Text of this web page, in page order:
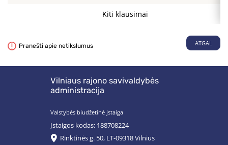
Kiti klausimai
Pranešti apie netikslumus ATGAL
Vilniaus rajono savivaldybės
administracija
Valstybės biudžetinė įstaiga
Įstaigos kodas: 188708224
Rinktinės g. 50, LT-09318 Vilnius